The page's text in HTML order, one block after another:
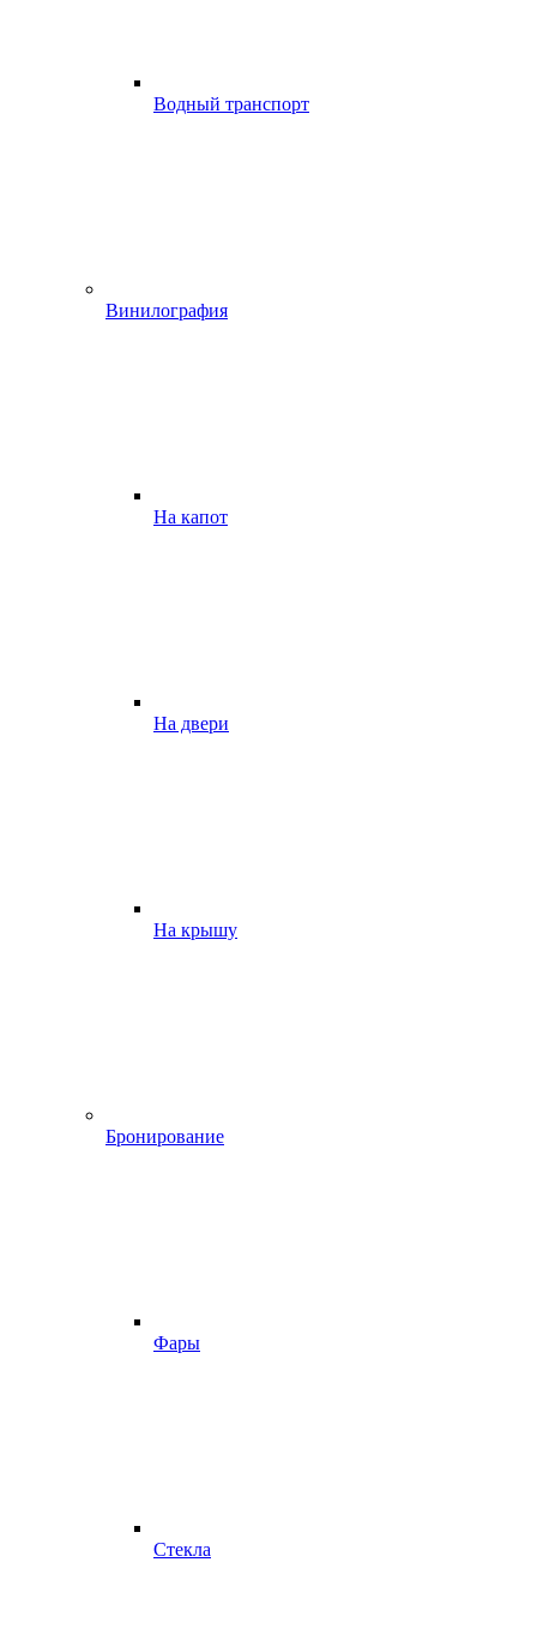
Водный транспорт
Винилография
На капот
На двери
На крышу
Бронирование
Фары
Стекла